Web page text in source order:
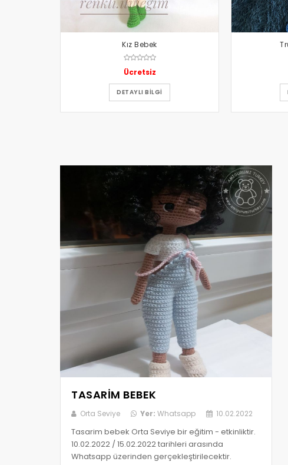
Kız Bebek
Ücretsiz
DETAYLI BILGI
TASARIM BEBEK
Orta Seviye Yer: Whatsapp 10.02.2022
Tasarim bebek Orta Seviye bir eğitim - etkinliktir.
10.02.2022 / 15.02.2022 tarihleri arasında
Whatsapp üzerinden gerçekleştirilecektir.